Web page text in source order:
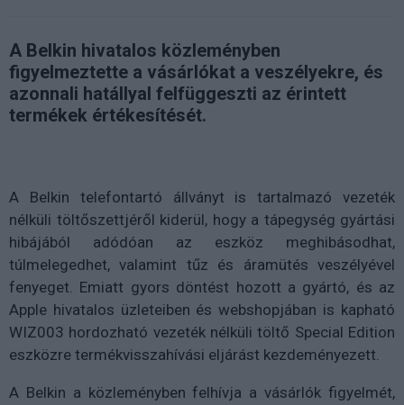
A Belkin hivatalos közleményben
figyelmeztette a vásárlókat a veszélyekre, és
azonnali hatállyal felfüggeszti az érintett
termékek értékesítését.
A Belkin telefontartó állványt is tartalmazó vezeték
nélküli töltőszettjéről kiderül, hogy a tápegység gyártási
hibájából adódóan az eszköz meghibásodhat,
túlmelegedhet, valamint tűz és áramütés veszélyével
fenyeget. Emiatt gyors döntést hozott a gyártó, és az
Apple hivatalos üzleteiben és webshopjában is kapható
WIZ003 hordozható vezeték nélküli töltő Special Edition
eszközre termékvisszahívási eljárást kezdeményezett.
A Belkin a közleményben felhívja a vásárlók figyelmét,